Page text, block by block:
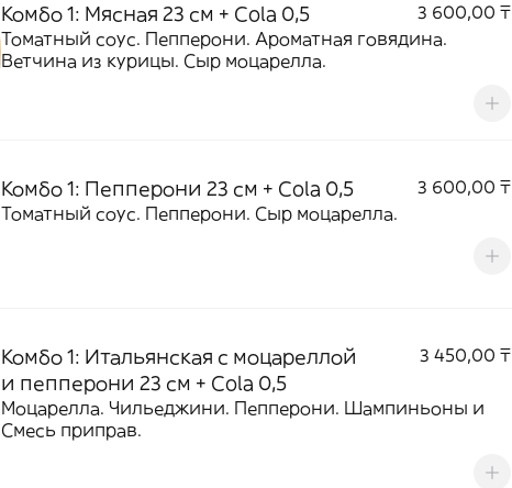
Комбо 1: Мясная 23 см + Cola 0,5
3 600,00 ₸
Томатный соус. Пепперони. Ароматная говядина.
Ветчина из курицы. Сыр моцарелла.
Комбо 1: Пепперони 23 см + Cola 0,5
3 600,00 ₸
Томатный соус. Пепперони. Сыр моцарелла.
Комбо 1: Итальянская с моцареллой
и пепперони 23 см + Cola 0,5
3 450,00 ₸
Моцарелла. Чильеджини. Пепперони. Шампиньоны и
Смесь приправ.